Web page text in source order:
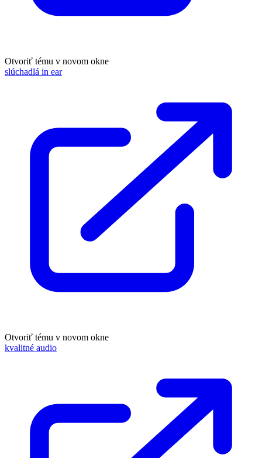
Otvoriť tému v novom okne
slúchadlá in ear
Otvoriť tému v novom okne
kvalitné audio